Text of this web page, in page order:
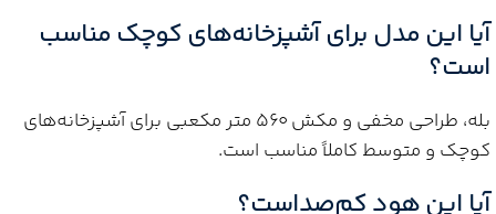
آیا این مدل برای آشپزخانه‌های کوچک مناسب
است؟
بله، طراحی مخفی و مکش ۵۶۰ متر مکعبی برای آشپزخانه‌های
کوچک و متوسط کاملاً مناسب است.
آیا این هود کم‌صداست؟